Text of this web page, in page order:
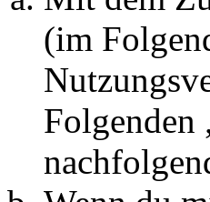
(im
Folgenden